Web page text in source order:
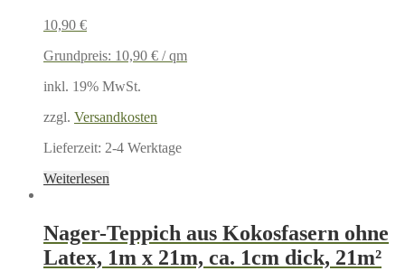
10,90 €
Grundpreis: 10,90 € /qm
inkl. 19% MwSt.
zzgl. Versandkosten
Lieferzeit: 2-4 Werktage
Weiterlesen
Nager-Teppich aus Kokosfasern ohne
Latex, 1m x 21m, ca. 1cm dick, 21m²